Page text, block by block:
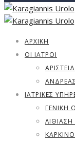
ΑΡΧΙΚΗ
ΟΙ ΙΑΤΡΟΙ
ΙΑΤΡΙΚΈΣ
ΓΕΝΙΚΉ